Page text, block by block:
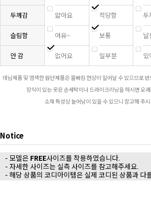
두께감 얇아요 적당함 두
슬림함 여유~ 보통 날
안 감 없어요 일부분 있
데님제품 및 염색한 원단제품은 물빠짐 현상이 일어날 수 있으므로
장식이 있는 옷은 손세탁이나 드라이크리닝을 하시면 오
소재 특성상 늘어남이 있을 수 있으니 참고해 주
Notice
- 모델은 FREE사이즈를 착용하였습니다.
- 자세한 사이즈는 실측 사이즈를 참고해주세요.
- 해당 상품의 코디아이템은 실제 코디된 상품과 다